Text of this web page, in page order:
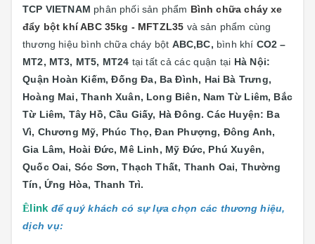
TCP VIETNAM phân phối sản phẩm Bình chữa cháy xe
đẩy bột khí ABC 35kg - MFTZL35 và sản phẩm cùng
thương hiệu bình chữa cháy bột ABC,BC, bình khí CO2 –
MT2, MT3, MT5, MT24 tạitất cả các quận tại Hà Nội:
Quận Hoàn Kiếm, Đống Đa, Ba Đình, Hai Bà Trưng,
Hoàng Mai, Thanh Xuân, Long Biên, Nam Từ Liêm, Bắc
Từ Liêm, Tây Hồ, Cầu Giấy, Hà Đông. Các Huyện: Ba
Vì, Chương Mỹ, Phúc Thọ, Đan Phượng, Đông Anh,
Gia Lâm, Hoài Đức, Mê Linh, Mỹ Đức, Phú Xuyên,
Quốc Oai, Sóc Sơn, Thạch Thất, Thanh Oai, Thường
Tín, Ứng Hòa, Thanh Trì.
Ê link để quý khách có sự lựa chọn các thương hiệu,
dịch vụ: